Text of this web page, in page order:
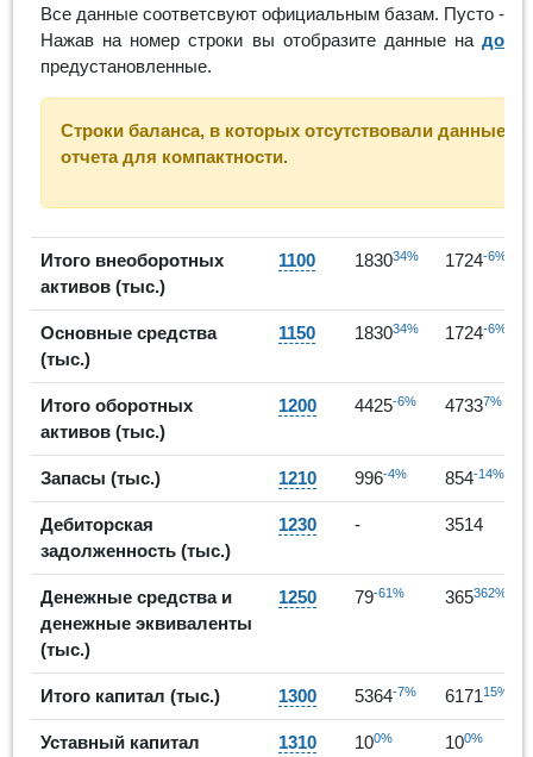
Все данные соответсвуют официальным базам. Пусто -
Нажав на номер строки вы отобразите данные на
предустановленные.
Строки баланса, в которых отсутствовали данные
отчета для компактности.
Итого внеоборотных
активов (тыс.)
1100 183034% 1724-6%
Основные средства
(тыс.)
1150 183034% 1724-6%
Итого оборотных
активов (тыс.)
1200 4425-6% 47337%
Запасы (тыс.) 1210 996-4% 854-14%
Дебиторская
задолженность (тыс.)
1230 - 3514
Денежные средства и
денежные эквиваленты
(тыс.)
1250 79-61% 365362%
Итого капитал (тыс.) 1300 5364-7% 617115%
Уставный капитал
1310 100% 100%